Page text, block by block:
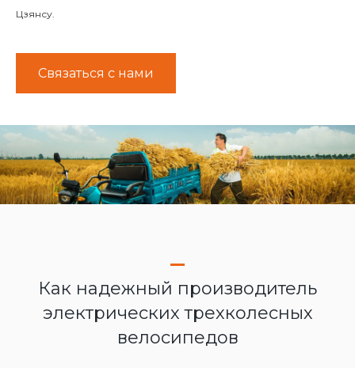
Цзянсу.
Связаться с нами
Как надежный производитель
электрических трехколесных
велосипедов